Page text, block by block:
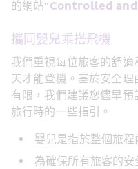
的網站“Controlled
攜同嬰兒乘搭飛機
我們重視每位旅客的舒
天才能登機。基於安全
有限，我們建議您儘早
旅行時的一些指引。
嬰兒是指於整個旅程
為確保所有旅客的